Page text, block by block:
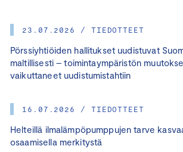
23.07.2026 / TIEDOTTEET
Pörssiyhtiöiden hallitukset uudistuvat
maltillisesti – toimintaympäristön
vaikuttaneet uudistumistahtiin
16.07.2026 / TIEDOTTEET
Helteillä ilmalämpöpumppujen tarve
osaamisella merkitystä